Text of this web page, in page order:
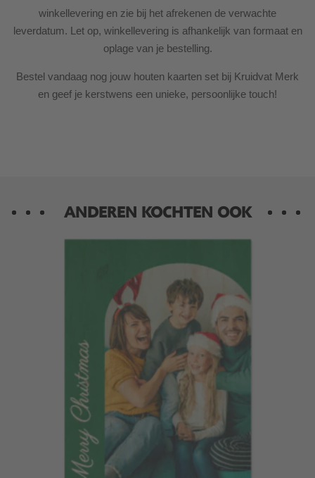
winkellevering en zie bij het afrekenen de verwachte
leverdatum. Let op, winkellevering is afhankelijk van formaat en
oplage van je bestelling.
Bestel vandaag nog jouw houten kaarten set bij Kruidvat Merk
en geef je kerstwens een unieke, persoonlijke touch!
ANDEREN KOCHTEN OOK